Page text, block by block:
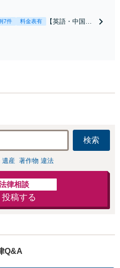
経験を活かし、
7件 料金表有
【英語・中国語
ービスだけでな
す。
検索
遺産 著作物 違法
律相談
稿する
Q&A